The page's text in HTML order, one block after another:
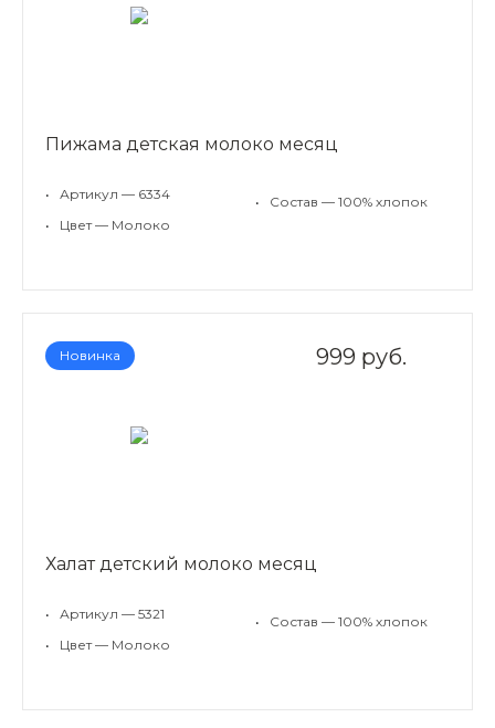
Пижама детская молоко месяц
•
Артикул — 6334
•
Цвет — Молоко
• Состав — 100% хлопок
Новинка 999 руб.
Халат детский молоко месяц
•
Артикул — 5321
•
Цвет — Молоко
• Состав — 100% хлопок